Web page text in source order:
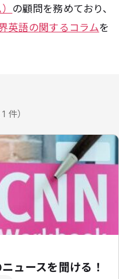
の顧問を務めており、
英語の関するコラムを
1 件）
ュースを聞ける！